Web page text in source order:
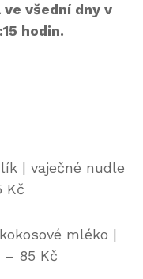
ve všední dny v
hodin.
| vaječné nudle
Kč
mléko |
– 85 Kč